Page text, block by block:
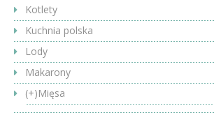
Kotlety
Kuchnia polska
Lody
Makarony
(+)Mięsa